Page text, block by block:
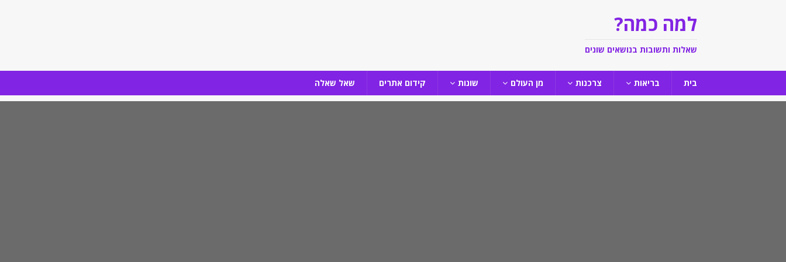
למה כמה?
שאלות ותשובות בנושאים שונים
בית בריאות צרכנות מן העולם שונות קידום אתרים שאל שאלה